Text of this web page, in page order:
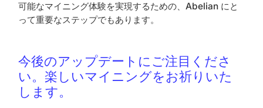
可能なマイニング体験を実現するための、Abelian にと
って重要なステップでもあります。
今後のアップデートにご注目くださ
い。楽しいマイニングをお祈りいた
します。